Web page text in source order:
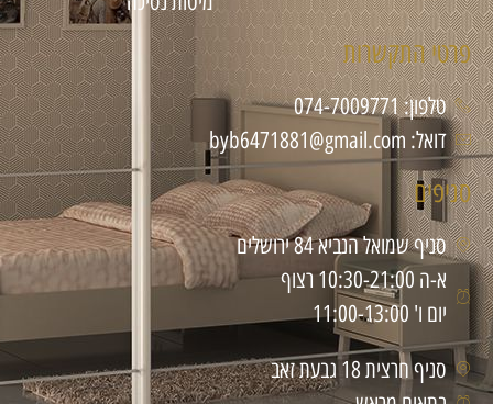
פרטי התקשרות
טלפון: 074-7009771
דואל: byb6471881@gmail.com
סניפים
סניף שמואל הנביא 84 ירושלים
א-ה 10:30-21:00 רצוף
יום ו' 11:00-13:00
סניף חרצית 18 גבעת זאב